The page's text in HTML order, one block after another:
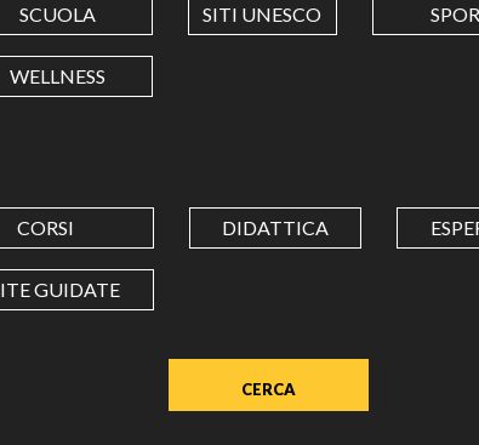
LONGITUDINE
degrees.
dot
(.)
SCUOLA SITI UNESCO
WELLNESS
CORSI DIDATTICA
GUIDATE